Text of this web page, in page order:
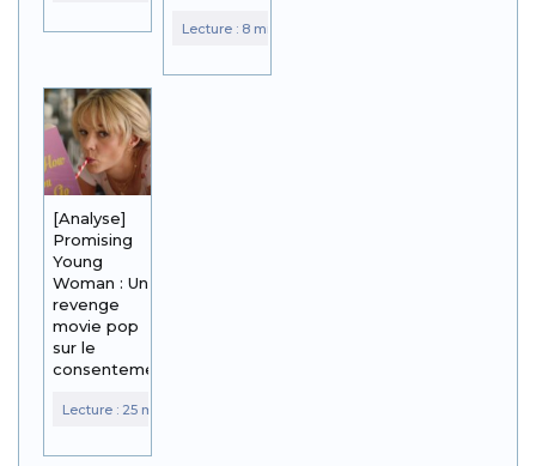
[Analyse]
Promising
Young
Woman : Un
revenge
movie pop
sur le
consentement